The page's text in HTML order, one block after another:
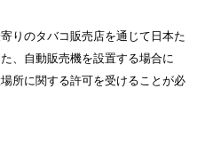
りのタバコ販売店を通じて日本た
、自動販売機を設置する場合に
所に関する許可を受けることが必